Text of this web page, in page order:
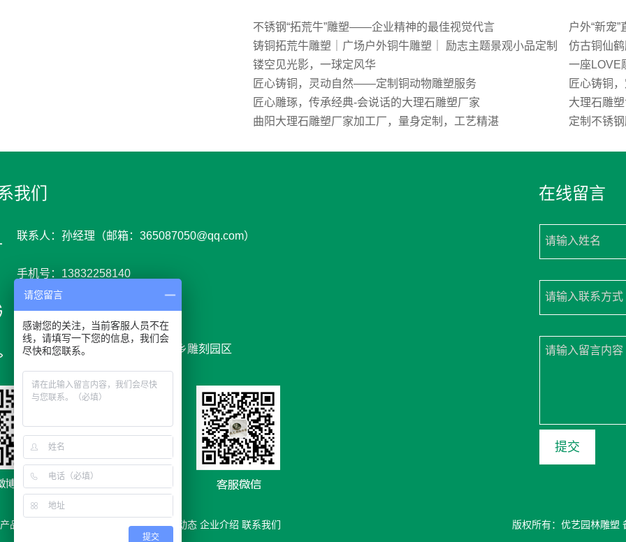
不锈钢“拓荒牛”雕塑——企业精神的最佳视觉代言
户外“新宠
铸铜拓荒牛雕塑｜广场户外铜牛雕塑｜ 励志主题景观小品定制
仿古铜仙
镂空见光影，一球定风华
一座LOVE
匠心铸铜，灵动自然——定制铜动物雕塑服务
匠心铸铜
匠心雕琢，传承经典-会说话的大理石雕塑厂家
大理石雕
曲阳大理石雕塑厂家加工厂，量身定制，工艺精湛
定制不锈
我们
联系人：孙经理（邮箱：365087050@qq.com）
手机号：13832258140
网 址 : www.youyids.cn
地 址：河北省保定市曲阳县党城乡雕刻园区
在线留言
请输入姓名
请输入联系方式
请输入留言内容
品 合作案例 新闻动态 企业介绍 联系我们 版权所有：优艺园林雕塑
请您留言
感谢您的关注，当前客服人员不在
线，请填写一下您的信息，我们会
尽快和您联系。
提交